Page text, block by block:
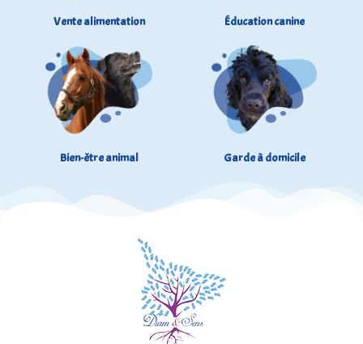
Vente alimentation Éducation canine
Bien-être animal Garde à domicile